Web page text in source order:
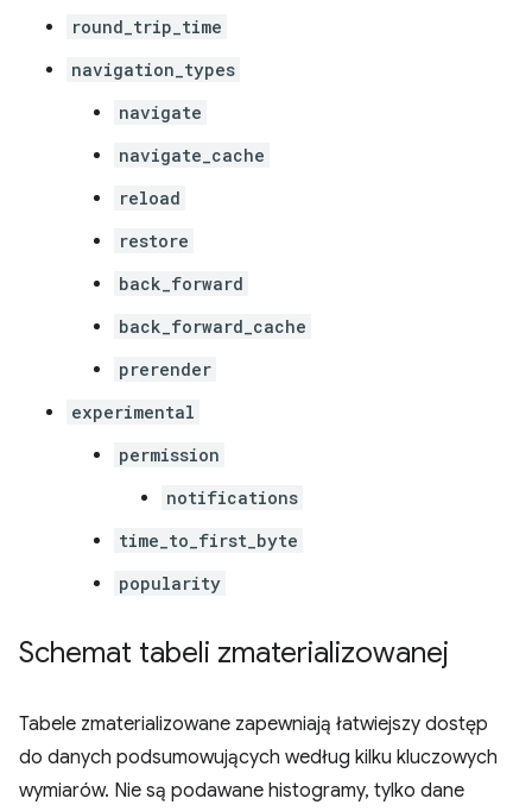
round_trip_time
navigation_types
navigate
navigate_cache
reload
restore
back_forward
back_forward_cache
prerender
experimental
permission
notifications
time_to_first_byte
popularity
Schemat tabeli zmaterializowanej
Tabele zmaterializowane zapewniają łatwiejszy dostęp
do danych podsumowujących według kilku kluczowych
wymiarów. Nie są podawane histogramy, tylko dane